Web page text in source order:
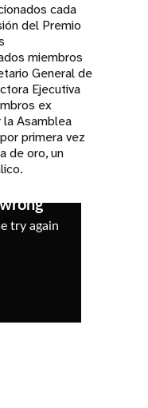
cada
del Premio
miembros
General de
Ejecutiva
ex
Asamblea
primera vez
de oro, un